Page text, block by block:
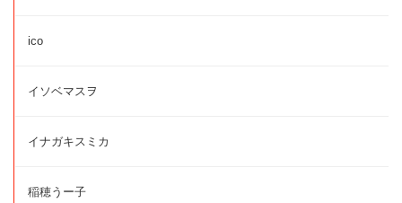
ico
イソベマスヲ
イナガキスミカ
稲穂うー子